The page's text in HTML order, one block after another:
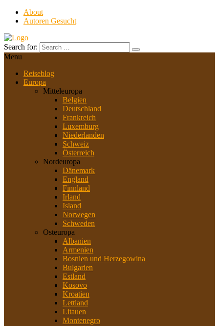
About
Autoren Gesucht
Search for:
Menu
Reiseblog
Europa
Mitteleuropa
Belgien
Deutschland
Frankreich
Luxemburg
Niederlanden
Schweiz
Österreich
Nordeuropa
Dänemark
England
Finnland
Irland
Island
Norwegen
Schweden
Osteuropa
Albanien
Armenien
Bosnien und Herzegowina
Bulgarien
Estland
Kosovo
Kroatien
Lettland
Litauen
Montenegro